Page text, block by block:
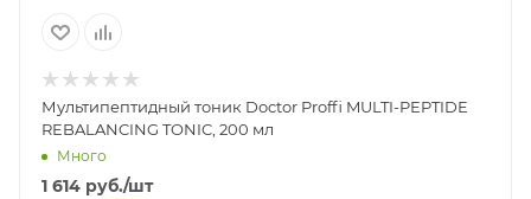
Мультипептидный тоник Doctor Proffi MULTI-PEPTIDE
REBALANCING TONIC, 200 мл
Много
1 614 руб./шт